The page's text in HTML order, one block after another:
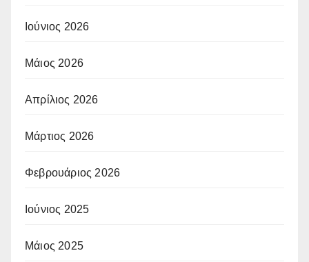
Ιούνιος 2026
Μάιος 2026
Απρίλιος 2026
Μάρτιος 2026
Φεβρουάριος 2026
Ιούνιος 2025
Μάιος 2025